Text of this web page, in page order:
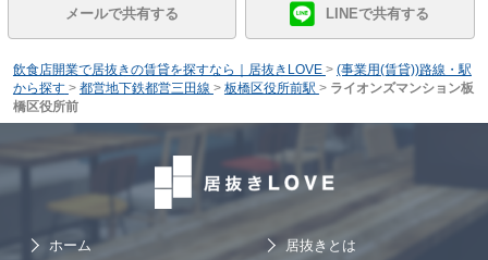
メールで共有する LINEで共有する
飲食店開業で居抜きの賃貸を探すなら｜居抜きLOVE > (事業用(賃貸))路線・駅
から探す > 都営地下鉄都営三田線 > 板橋区役所前駅 > ライオンズマンション板
橋区役所前
ホーム 居抜きとは